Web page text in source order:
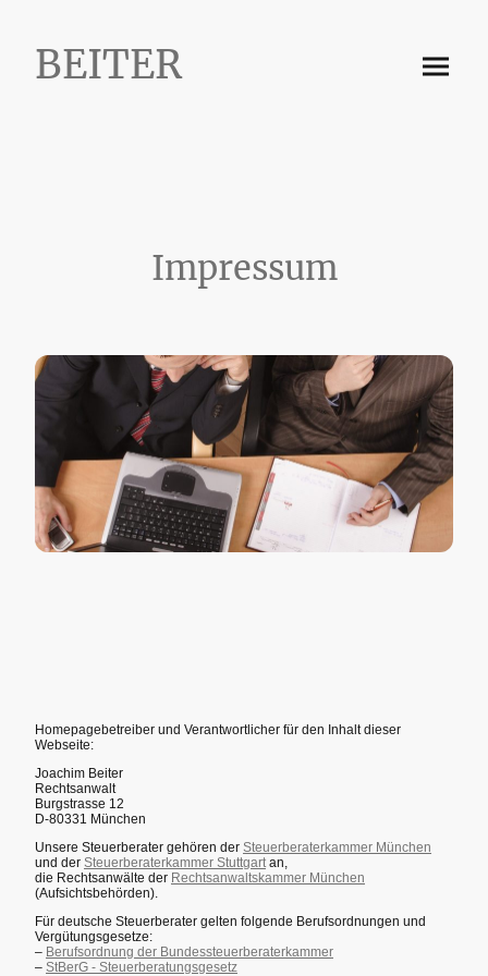
BEITER
Impressum
Homepagebetreiber und Verantwortlicher für den Inhalt dieser
Webseite:
Joachim Beiter
Rechtsanwalt
Burgstrasse 12
D-80331 München
Unsere Steuerberater gehören der Steuerberaterkammer München
und der Steuerberaterkammer Stuttgartan,
die Rechtsanwälte der Rechtsanwaltskammer München
(Aufsichtsbehörden).
Für deutsche Steuerberater gelten folgende Berufsordnungen und
Vergütungsgesetze:
– Berufsordnung der Bundessteuerberaterkammer
– StBerG - Steuerberatungsgesetz